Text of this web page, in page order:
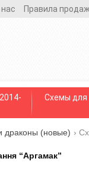
Правила продаж
Схемы для
драконы (новые) ›
“Аргамак”